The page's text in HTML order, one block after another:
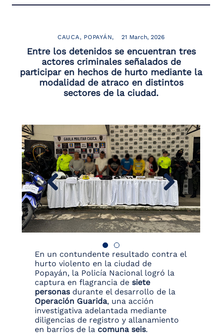
CAUCA POPAYÁN 21 March, 2026
Entre los detenidos se encuentran tres
actores criminales señalados de
participar en hechos de hurto mediante la
modalidad de atraco en distintos
sectores de la ciudad.
En un contundente resultado contra el
hurto violento en la ciudad de
Popayán, la Policía Nacional logró la
captura en flagrancia de siete
personasdurante el desarrollo de la
Operación Guarida, una acción
investigativa adelantada mediante
diligencias de registro y allanamiento
en barrios de la comuna seis.